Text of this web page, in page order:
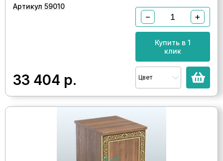
Артикул 59010
33 404 р.
− +
Купить в 1
клик
Цвет